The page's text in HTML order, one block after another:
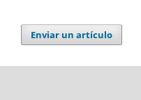
Enviar un artículo